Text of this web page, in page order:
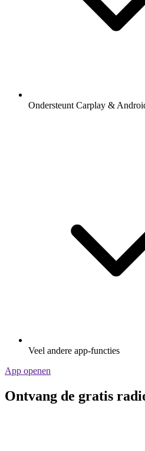
Ondersteunt Carplay &
Veel andere app-functies
App openen
Ontvang de gratis